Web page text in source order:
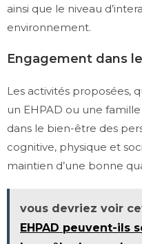
ainsi que le niveau
environnement.
Engagement dans
Les activités proposées,
un EHPAD ou une
dans le bien-être des
cognitive, physique et
maintien d’une bonne
vous devriez voir
EHPAD peuvent-ils